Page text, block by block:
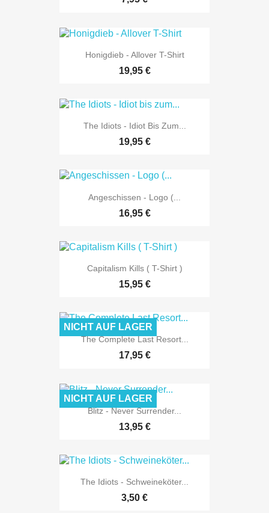
Honigdieb - Allover T-Shirt
19,95 €
The Idiots - Idiot Bis Zum...
19,95 €
Angeschissen - Logo (...
16,95 €
Capitalism Kills ( T-Shirt )
15,95 €
The Complete Last Resort...
17,95 €
NICHT AUF LAGER
Blitz - Never Surrender...
13,95 €
NICHT AUF LAGER
The Idiots - Schweineköter...
3,50 €